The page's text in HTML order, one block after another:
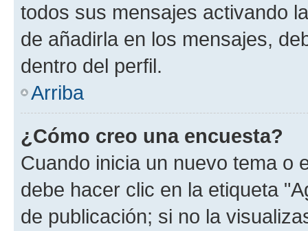
todos sus mensajes activando
de añadirla en los mensajes,
dentro del perfil.
Arriba
¿Cómo creo una encuesta?
Cuando inicia un nuevo tema o
debe hacer clic en la etiqueta
de publicación; si no la